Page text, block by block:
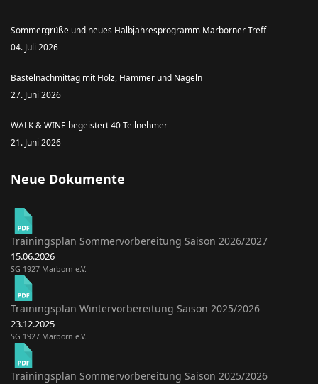
Sommergrüße und neues Halbjahresprogramm Marborner Treff
04. Juli 2026
Bastelnachmittag mit Holz, Hammer und Nägeln
27. Juni 2026
WALK & WINE begeistert 40 Teilnehmer
21. Juni 2026
Neue Dokumente
Trainingsplan Sommervorbereitung Saison 2026/2027
15.06.2026
SG 1927 Marborn e.V.
Trainingsplan Wintervorbereitung Saison 2025/2026
23.12.2025
SG 1927 Marborn e.V.
Trainingsplan Sommervorbereitung Saison 2025/2026